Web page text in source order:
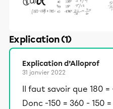
Explication (1)
Explication d’Alloprof
31 janvier 2022
Il faut savoir que 180 =
Donc -150 = 360 - 150